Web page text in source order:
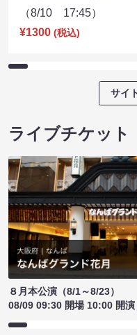
（8/10 17:45）
¥1300 (税込)
サイ
ライブチケット
８月本公演（8/1～8/23）
08/09 09:30 開場 10:00 開演